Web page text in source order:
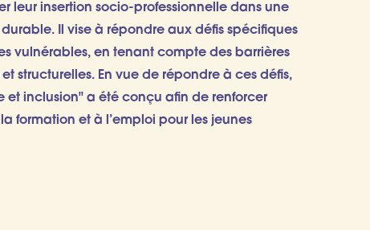
leur insertion socio-professionnelle dans une
Il vise à répondre aux défis spécifiques
vulnérables, en tenant compte des barrières
structurelles. En vue de répondre à ces défis,
et inclusion" a été conçu afin de renforcer
la formation et à l’emploi pour les jeunes